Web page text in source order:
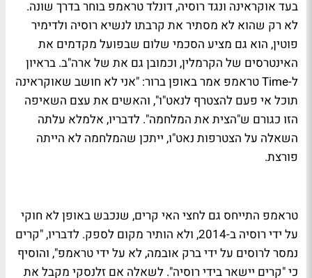
בעד אוקראינה ונגד רוסיה, דונלד טראמפ בוחר בדרך שונה.
לא רק שהוא לא מסתיר את קרבתו לנשיא רוסיה ולדימיר
פוטין, הוא גם מציע הסכמי שלום שבפועל מקדמים את
האינטרסים של הקרמלין, וכמובן גם את של ארה"ב. בראיון
ל-Time טראמפ אמר באופן ברור: "אני לא חושב שאוקראינה
תוכל אי פעם להצטרף לנאט"ו", והאשים את עצם השאיפה
הזו כגורם ש"הצית את המלחמה". לדבריו, אלמלא עלתה
השאלה על הצטרפות נאט"ו, ייתכן שהמלחמה לא הייתה
פורצת.
טראמפ התייחס גם לחצי האי קרים, שנכבש באופן לא חוקי
על ידי רוסיה ב-2014, ולא הותיר מקום לספק. לדבריו, "קרים
נמסר לרוסים על ידי ברק אובמה, לא על ידי טראמפ", והוסיף
כי "קרים יישאר בידי רוסיה". לשאלה אם זלנסקי מקבל את